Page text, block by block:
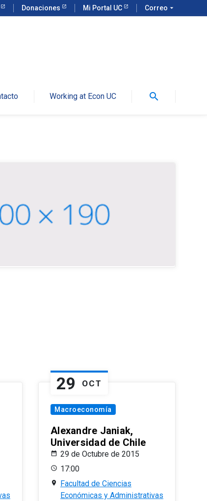
Donaciones Mi Portal UC Correo arrow_drop_down
Working at Econ UC search
29 OCT
Macroeconomía
Alexandre Janiak,
Universidad de Chile
29 de Octubre de 2015
17:00
Facultad de Ciencias
Económicas y Administrativas